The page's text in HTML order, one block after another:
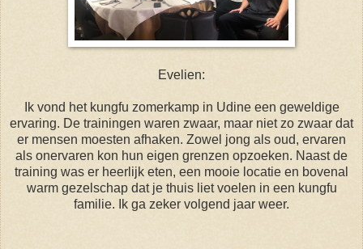
Evelien:
Ik vond het kungfu zomerkamp in Udine een geweldige
ervaring. De trainingen waren zwaar, maar niet zo zwaar dat
er mensen moesten afhaken. Zowel jong als oud, ervaren
als onervaren kon hun eigen grenzen opzoeken. Naast de
training was er heerlijk eten, een mooie locatie en bovenal
warm gezelschap dat je thuis liet voelen in een kungfu
familie. Ik ga zeker volgend jaar weer.